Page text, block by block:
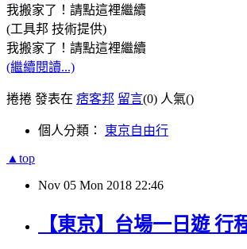
我搬家了！請點這裡繼續
(工具邦 技術提供)
我搬家了！請點這裡繼續
(繼續閱讀...)
捲捲 發表在 痞客邦 留言(0) 人氣()
個人分類： 東京自由行
▲top
Nov 05 Mon 2018 22:46
【東京】台場一日遊